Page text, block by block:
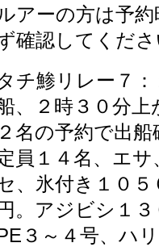
アーの方は予
確認してくださ
チ鯵リレー７：
、２時３０分上
２名の予約で出船
員１４名、エサ
、氷付き１０５
円。アジビシ１３
３～４号、ハ